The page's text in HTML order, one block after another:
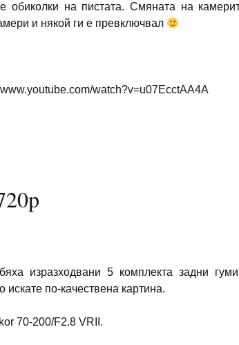
обиколки на пистата. Смяната на
и някой ги е превключвал
watch?v=u07EcctAA4A
изразходвани 5 комплекта задни
по-качествена картина.
70-200/F2.8 VRII.